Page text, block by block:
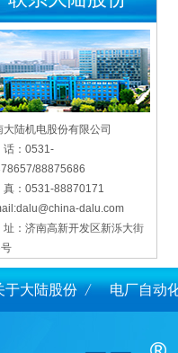
大陆机电股份有限公司
：0531-
88875686
：0531-88870171
dalu.com
：济南高新开发区新泺大街
于大陆股份 电厂自动